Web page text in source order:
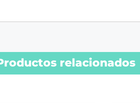
relacionados